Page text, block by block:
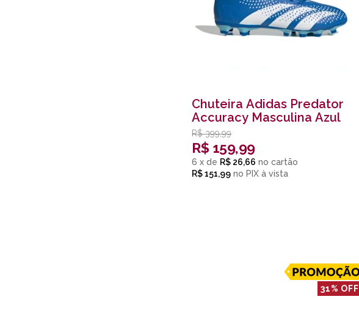
Chuteira Adidas Predator
Accuracy Masculina Azul
R$ 399,99
R$ 159,99
6 x de R$ 26,66
R$ 151,99 no PIX
31% OFF